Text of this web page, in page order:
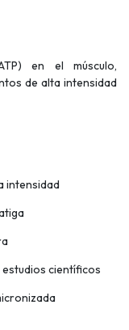
en el músculo,
de alta intensidad
intensidad
científicos